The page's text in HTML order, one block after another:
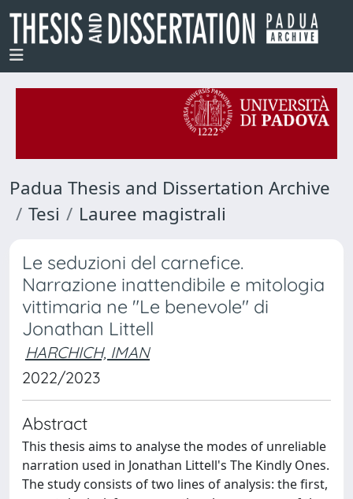
Padua Thesis and Dissertation Archive
Tesi
Lauree magistrali
Le seduzioni del carnefice.
Narrazione inattendibile e mitologia
vittimaria ne "Le benevole" di
Jonathan Littell
HARCHICH, IMAN
2022/2023
Abstract
This thesis aims to analyse the modes of unreliable
narration used in Jonathan Littell's The Kindly Ones.
The study consists of two lines of analysis: the first,